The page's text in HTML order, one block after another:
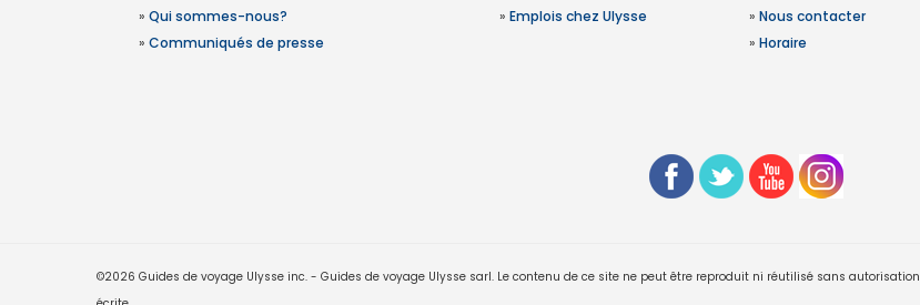
» Qui sommes-nous?
» Communiqués de presse
» Emplois chez Ulysse
» Nous contacter
» Horaire
©2026 Guides de voyage Ulysse inc. - Guides de voyage Ulysse sarl. Le contenu de ce site ne peut être reproduit ni réutilisé sans autorisation